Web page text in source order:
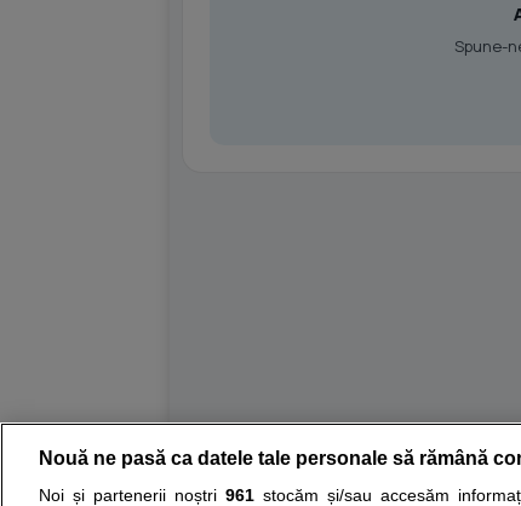
Spune-
Resurse: Autoevaluare simptome
Nouă ne pasă ca datele tale personale să rămână
Noi și partenerii noștri 961stocăm și/sau accesăm